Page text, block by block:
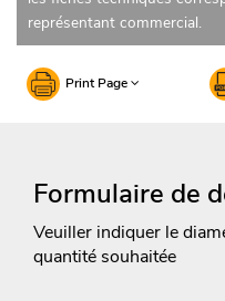
représentant commercial.
Print Page
Formulaire de
Veuiller indiquer le
quantité souhaitée